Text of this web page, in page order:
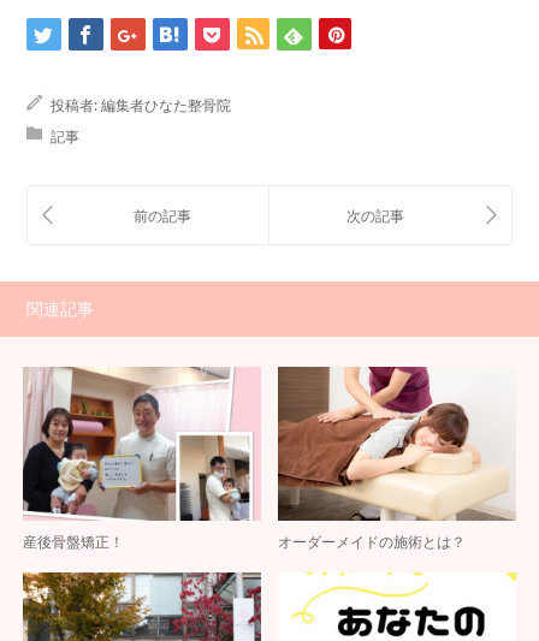
投稿者:編集者ひなた整骨院
記事
関連記事
産後骨盤矯正！ オーダーメイドの施術とは？